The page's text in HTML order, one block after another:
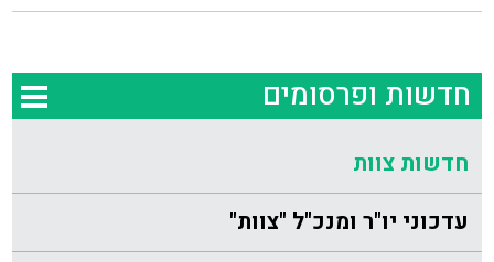
חדשות ופרסומים
חדשות צוות
עדכוני יו"ר ומנכ"ל "צוות"